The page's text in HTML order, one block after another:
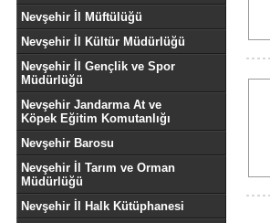
Nevşehir İl Müftülüğü
Nevşehir İl Kültür Müdürlüğü
Nevşehir İl Gençlik ve Spor
Müdürlüğü
Nevşehir Jandarma At ve
Köpek Eğitim Komutanlığı
Nevşehir Barosu
Nevşehir İl Tarım ve Orman
Müdürlüğü
Nevşehir İl Halk Kütüphanesi